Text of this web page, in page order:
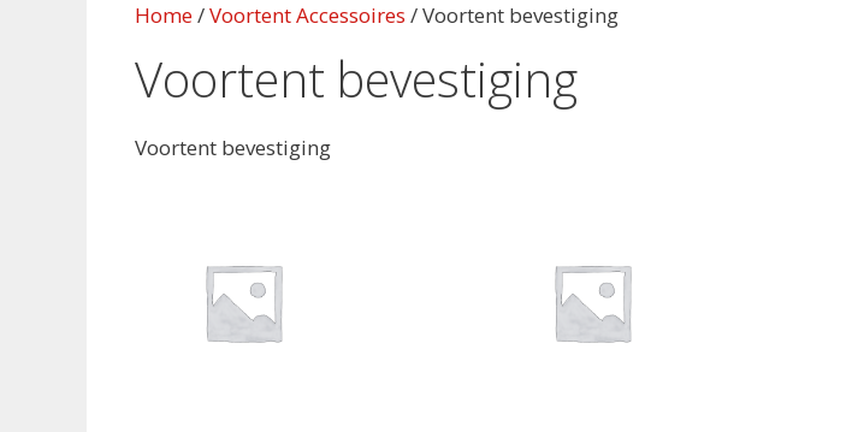
Home/Voortent Accessoires / Voortent bevestiging
Voortent bevestiging
Voortent bevestiging